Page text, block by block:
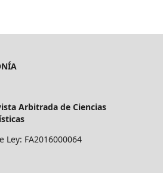
Arbitrada de Ciencias
Ley: FA2016000064